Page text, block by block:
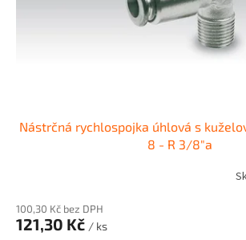
Nástrčná rychlospojka úhlová s
8 - R 3/8"a
100,30 Kč bez DPH
121,30 Kč / ks